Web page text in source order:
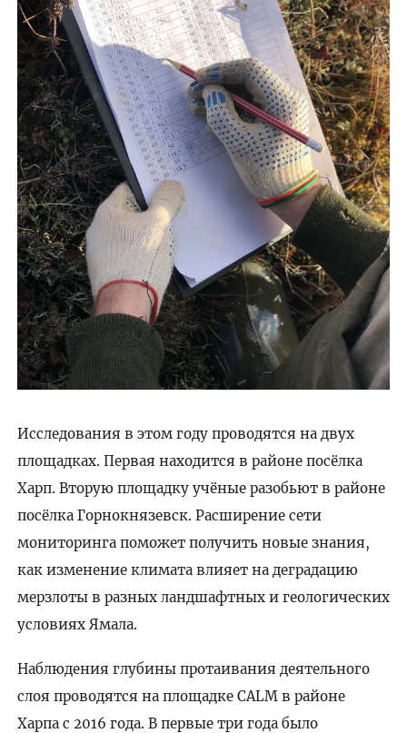
Исследования в этом году проводятся на двух
площадках. Первая находится в районе посёлка
Харп. Вторую площадку учёные разобьют в районе
посёлка Горнокнязевск. Расширение сети
мониторинга поможет получить новые знания,
как изменение климата влияет на деградацию
мерзлоты в разных ландшафтных и геологических
условиях Ямала.
Наблюдения глубины протаивания деятельного
слоя проводятся на площадке CALM в районе
Харпа с 2016 года. В первые три года было